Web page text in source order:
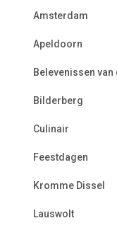
Amsterdam
Apeldoorn
Belevenissen van
Bilderberg
Culinair
Feestdagen
Kromme Dissel
Lauswolt